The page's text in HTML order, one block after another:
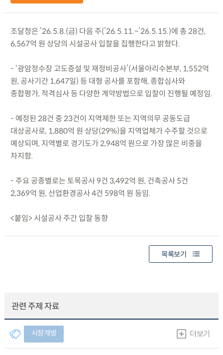
조달청은 ’26.5.8.(금) 다음 주(’26.5.11.~’26.5.15.)에 총 28건,
6,567억 원 상당의 시설공사 입찰을 집행한다고 밝혔다.
- ‘광암정수장 고도증설 및 재정비공사’(서울아리수본부, 1,552억
원, 공사기간 1,647일) 등 대형 공사를 포함해, 종합심사와
종합평가, 적격심사 등 다양한 계약방법으로 입찰이 진행될 예정임.
- 예정된 28건 중 23건이 지역제한 또는 지역의무 공동도급
대상공사로, 1,880억 원 상당(29%)을 지역업체가 수주할 것으로
예상되며, 지역별로 경기도가 2,948억 원으로 가장 많은 비중을
차지함.
- 주요 공종별로는 토목공사 9건 3,492억 원, 건축공사 5건
2,369억 원, 산업환경공사 4건 598억 원 등임.
<붙임> 시설공사 주간 입찰 동향
목록보기
관련 주제 자료
시장개방 더보기